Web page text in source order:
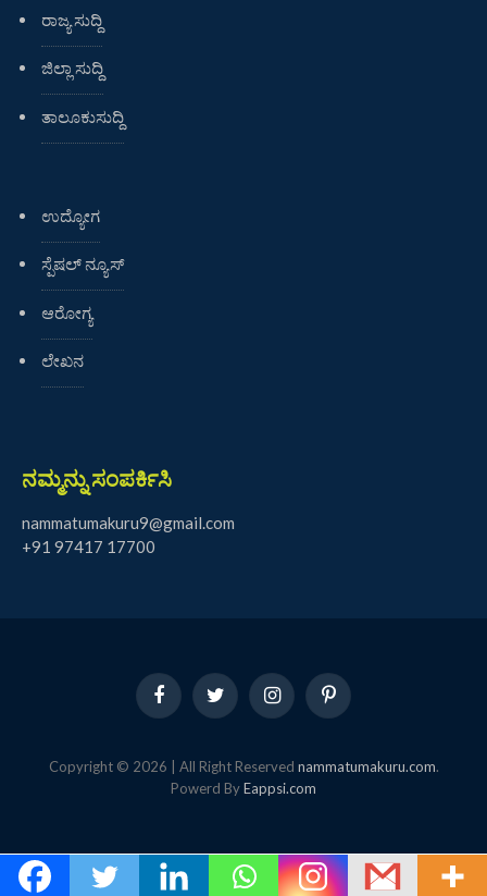
ರಾಜ್ಯ ಸುದ್ದಿ
ಜಿಲ್ಲಾ ಸುದ್ದಿ
ತಾಲೂಕುಸುದ್ದಿ
ಉದ್ಯೋಗ
ಸ್ಪೆಷಲ್ ನ್ಯೂಸ್
ಆರೋಗ್ಯ
ಲೇಖನ
ನಮ್ಮನ್ನು ಸಂಪರ್ಕಿಸಿ
nammatumakuru9@gmail.com
+91 97417 17700
FacebookTwitter InstagramPinterest
Copyright © 2026 | All Right Reserved nammatumakuru.com.
Powerd ByEappsi.com